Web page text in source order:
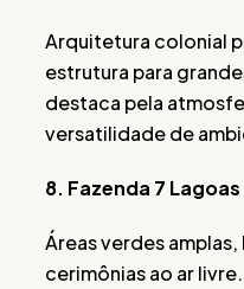
Arquitetura colonial
estrutura para
destaca pela
versatilidade de
8. Fazenda 7
Áreas verdes
cerimônias ao ar